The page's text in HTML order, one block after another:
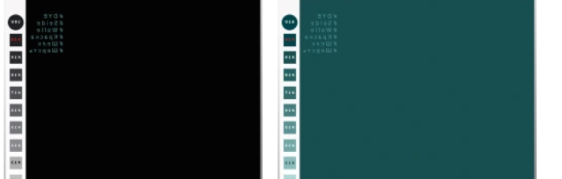
sowie für Gardinen und Vorhänge.
in Leinwandbindung gewebt. Die Oberfläche ist glatt und nicht matt. Leichte, nicht matte
Tragen einen Hauch von Luxus verleiht.
Seide und sorgt für ein optimales Mikroklima sowie ein Gefühl von Luftigkeit und Komfort.
auch für Nähanfänger geeignet. Die Färbung ist unkompliziert, da Silk Etamine 06 bei
aufnimmt. Für präzise Farbergebnisse empfehlen wir unsere Seidenfarben und unser